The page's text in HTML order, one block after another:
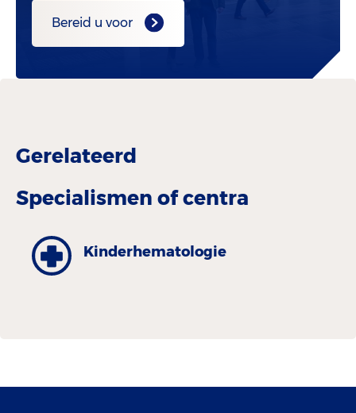
Bereid u voor
Gerelateerd
Specialismen of centra
Kinder­hematologie